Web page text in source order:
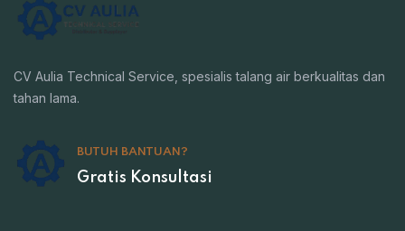
CV Aulia Technical Service, spesialis talang air berkualitas dan
tahan lama.
BUTUH BANTUAN?
Gratis Konsultasi